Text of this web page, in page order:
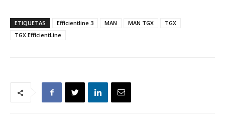
ETIQUETAS Efficientline 3 MAN MAN TGX
TGX
TGX EfficientLine